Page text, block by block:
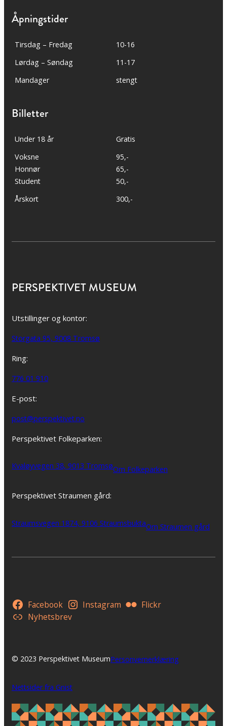
Åpningstider
Tirsdag – Fredag
10-16
Lørdag – Søndag
11-17
Mandager
stengt
Billetter
Under 18 år
Gratis
Voksne
Honnør
Student
95,-
65,-
50,-
Årskort
300,-
PERSPEKTIVET MUSEUM
Utstillinger og kontor:
Storgata 95, 9008 Tromsø
Ring:
776 01 910
E-post:
post@perspektivet.no
Perspektivet Folkeparken:
Kvaløyvegen 38, 9013 TromsøOm Folkeparken
Perspektivet Straumen gård:
Straumsvegen 1874, 9106 StraumsbuktaOm Straumen gård
Facebook Instagram
Flickr
Nyhetsbrev
© 2023 Perspektivet MuseumPersonvernerklæring
Nettsider fra Gnist